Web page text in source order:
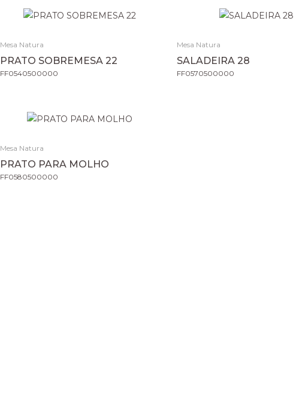
Mesa Natura
PRATO SOBREMESA 22
FF0540500000
Mesa Natura
SALADEIRA 28
FF0570500000
Mesa Natura
PRATO PARA MOLHO
FF0580500000